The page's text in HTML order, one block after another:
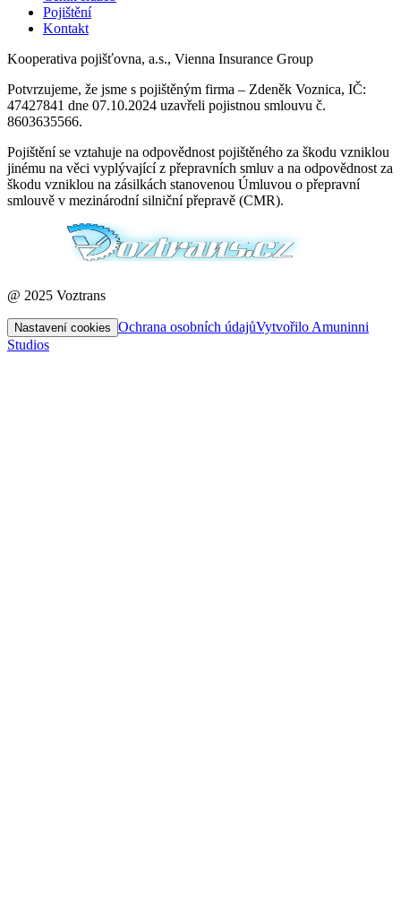
Pojištění
Kontakt
Kooperativa pojišťovna, a.s., Vienna Insurance Group
Potvrzujeme, že jsme s pojištěným firma – Zdeněk Voznica, IČ:
47427841 dne 07.10.2024 uzavřeli pojistnou smlouvu č.
8603635566.
Pojištění se vztahuje na odpovědnost pojištěného za škodu vzniklou
jinému na věci vyplývající z přepravních smluv a na odpovědnost za
škodu vzniklou na zásilkách stanovenou Úmluvou o přepravní
smlouvě v mezinárodní silniční přepravě (CMR).
@ 2025 Voztrans
Nastavení cookies Ochrana osobních údajůVytvořilo Amuninni
Studios